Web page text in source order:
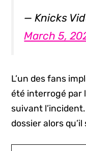
— Knicks
March 5,
L’un des fans
été interrogé par
suivant
dossier alors